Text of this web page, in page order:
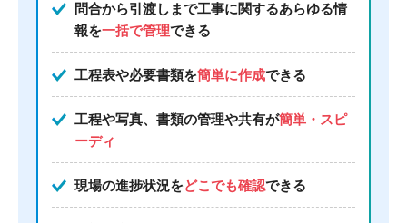
問合から引渡しまで工事に関するあらゆる情
報を一括で管理できる
工程表や必要書類を簡単に作成できる
工程や写真、書類の管理や共有が簡単・スピ
ーディ
現場の進捗状況をどこでも確認できる